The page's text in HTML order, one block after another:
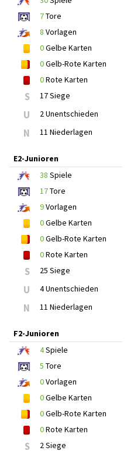
7Tore
8 Vorlagen
0Gelbe Karten
0Gelb-Rote Karten
0Rote Karten
S 17 Siege
U 2 Unentschieden
N 11 Niederlagen
E2-Junioren
38 Spiele
17Tore
9Vorlagen
0Gelbe Karten
0Gelb-Rote Karten
0Rote Karten
S 25 Siege
U 4 Unentschieden
N 11 Niederlagen
F2-Junioren
4Spiele
5 Tore
0Vorlagen
0Gelbe Karten
0Gelb-Rote Karten
0Rote Karten
S 2 Siege